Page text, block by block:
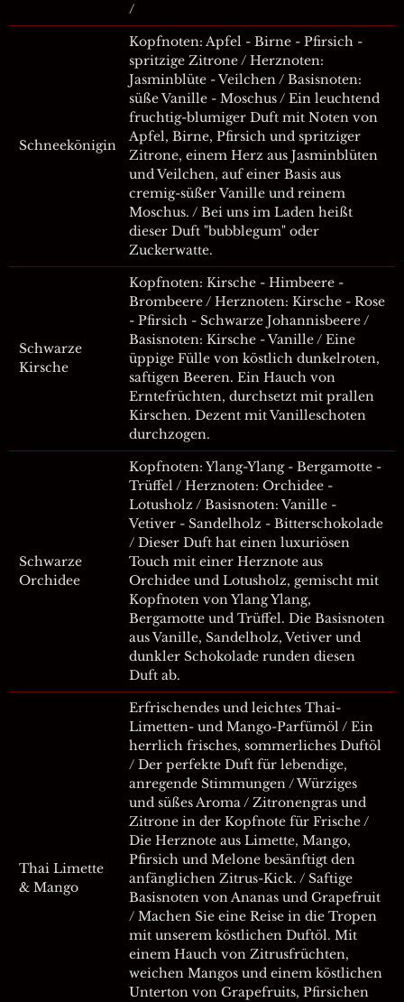
/
Schneekönigin
Kopfnoten: Apfel - Birne - Pfirsich -
spritzige Zitrone / Herznoten:
Jasminblüte - Veilchen / Basisnoten:
süße Vanille - Moschus / Ein leuchtend
fruchtig-blumiger Duft mit Noten von
Apfel, Birne, Pfirsich und spritziger
Zitrone, einem Herz aus Jasminblüten
und Veilchen, auf einer Basis aus
cremig-süßer Vanille und reinem
Moschus. / Bei uns im Laden heißt
dieser Duft "bubblegum" oder
Zuckerwatte.
Schwarze
Kirsche
Kopfnoten: Kirsche - Himbeere -
Brombeere / Herznoten: Kirsche - Rose
- Pfirsich - Schwarze Johannisbeere /
Basisnoten: Kirsche - Vanille / Eine
üppige Fülle von köstlich dunkelroten,
saftigen Beeren. Ein Hauch von
Erntefrüchten, durchsetzt mit prallen
Kirschen. Dezent mit Vanilleschoten
durchzogen.
Schwarze
Orchidee
Kopfnoten: Ylang-Ylang - Bergamotte -
Trüffel / Herznoten: Orchidee -
Lotusholz / Basisnoten: Vanille -
Vetiver - Sandelholz - Bitterschokolade
/ Dieser Duft hat einen luxuriösen
Touch mit einer Herznote aus
Orchidee und Lotusholz, gemischt mit
Kopfnoten von Ylang Ylang,
Bergamotte und Trüffel. Die Basisnoten
aus Vanille, Sandelholz, Vetiver und
dunkler Schokolade runden diesen
Duft ab.
Thai Limette
& Mango
Erfrischendes und leichtes Thai-
Limetten- und Mango-Parfümöl / Ein
herrlich frisches, sommerliches Duftöl
/ Der perfekte Duft für lebendige,
anregende Stimmungen / Würziges
und süßes Aroma / Zitronengras und
Zitrone in der Kopfnote für Frische /
Die Herznote aus Limette, Mango,
Pfirsich und Melone besänftigt den
anfänglichen Zitrus-Kick. / Saftige
Basisnoten von Ananas und Grapefruit
/ Machen Sie eine Reise in die Tropen
mit unserem köstlichen Duftöl. Mit
einem Hauch von Zitrusfrüchten,
weichen Mangos und einem köstlichen
Unterton von Grapefruits, Pfirsichen